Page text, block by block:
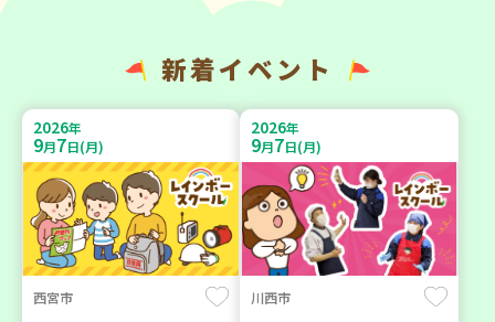
新着イベント
2026年
9月7日(月)
西宮市
2026年
9月7日(月)
川西市